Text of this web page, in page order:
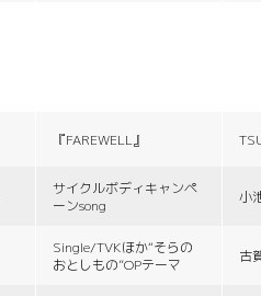
『FAREWELL』
サイクルボディキャンペ
ーンsong
小
Single/TVKほか“そらの
おとしもの”OPテーマ
古